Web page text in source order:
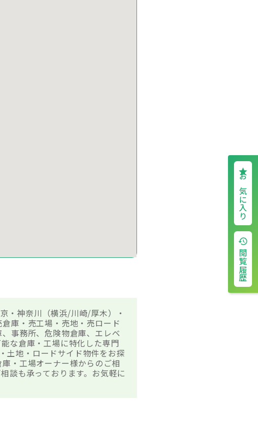
お気に入り
閲覧履歴
・神奈川（横浜/川崎/厚木）・
庫・売工場・売地・売ロード
事務所、危険物倉庫、エレベ
な倉庫・工場に特化した専門
土地・ロードサイド物件をお探
・工場オーナー様からのご相
談も承っております。お気軽に